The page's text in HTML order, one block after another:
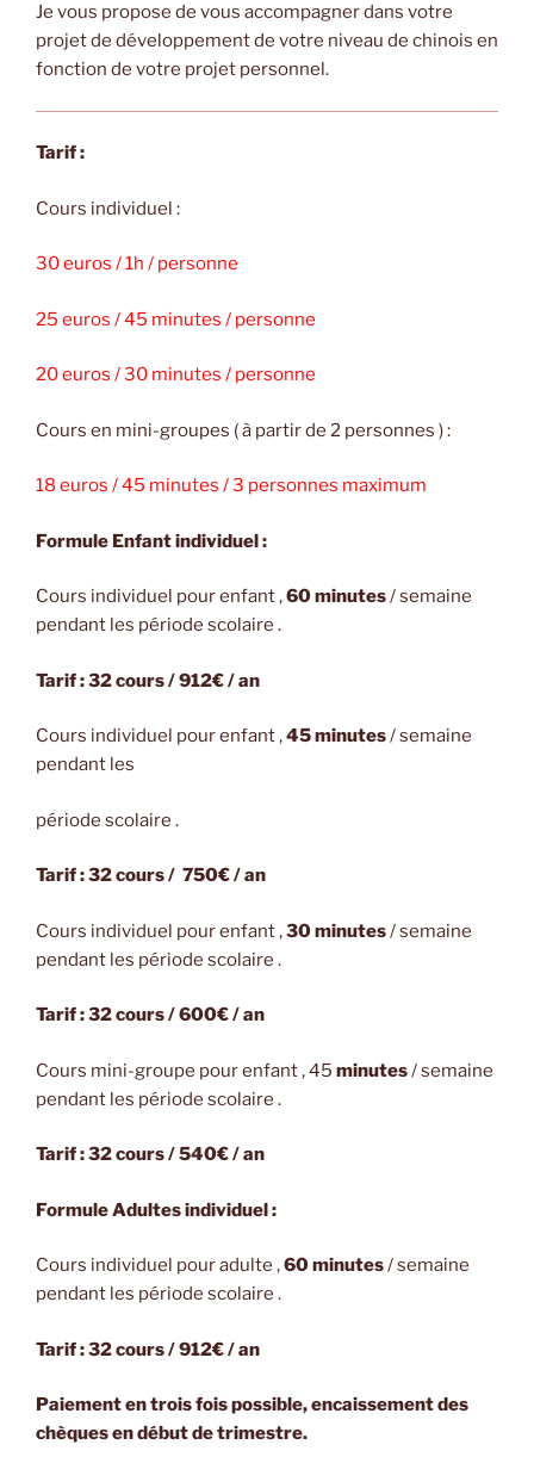
Je vous propose de vous accompagner dans votre
projet de développement de votre niveau de chinois en
fonction de votre projet personnel.
Tarif :
Cours individuel :
30 euros / 1h / personne
25 euros / 45 minutes / personne
20 euros / 30 minutes / personne
Cours en mini-groupes ( à partir de 2 personnes ) :
18 euros / 45 minutes / 3 personnes maximum
Formule Enfant individuel :
Cours individuel pour enfant ,60 minutes/ semaine
pendant les période scolaire .
Tarif : 32 cours / 912€ / an
Cours individuel pour enfant ,45 minutes/ semaine
pendant les
période scolaire .
Tarif : 32 cours / 750€ / an
Cours individuel pour enfant ,30 minutes/ semaine
pendant les période scolaire .
Tarif : 32 cours / 600€ / an
Cours mini-groupe pour enfant , 45 minutes/ semaine
pendant les période scolaire .
Tarif : 32 cours / 540€ / an
Formule Adultes individuel :
Cours individuel pour adulte ,60 minutes/ semaine
pendant les période scolaire .
Tarif : 32 cours / 912€ / an
Paiement en trois fois possible, encaissement des
chèques en début de trimestre.